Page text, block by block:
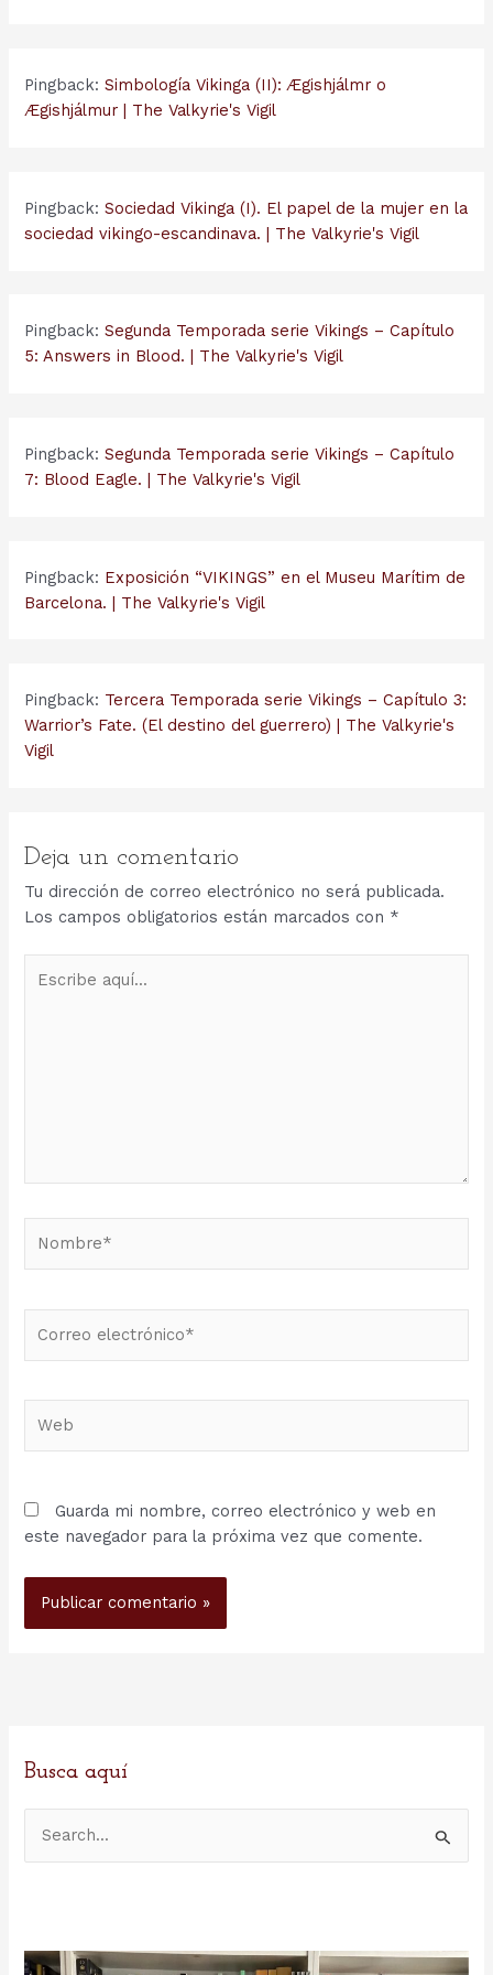
Pingback:Simbología Vikinga (II): Ægishjálmr o
Ægishjálmur | The Valkyrie's Vigil
Pingback:Sociedad Vikinga (I). El papel de la mujer en la
sociedad vikingo-escandinava. | The Valkyrie's Vigil
Pingback:Segunda Temporada serie Vikings – Capítulo
5: Answers in Blood. | The Valkyrie's Vigil
Pingback:Segunda Temporada serie Vikings – Capítulo
7: Blood Eagle. | The Valkyrie's Vigil
Pingback: Exposición “VIKINGS” en el Museu Marítim de
Barcelona. | The Valkyrie's Vigil
Pingback: Tercera Temporada serie Vikings – Capítulo 3:
Warrior’s Fate. (El destino del guerrero) | The Valkyrie's
Vigil
Deja un comentario
Tu dirección de correo electrónico no será publicada.
Los campos obligatorios están marcados con *
aquí...
electrónico*
Guarda mi nombre, correo electrónico y web en
este navegador para la próxima vez que comente.
Busca aquí
r